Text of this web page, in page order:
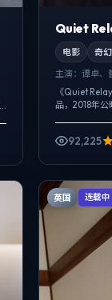
Quiet
电影 奇幻
主演：谭卓、
《Quiet
品，2018年公
92,225
英国 连载中